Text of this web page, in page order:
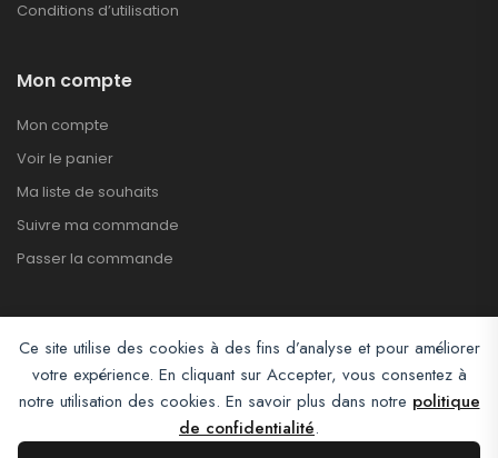
Ce site utilise des cookies à des fins d’analyse et pour améliorer
votre expérience. En cliquant sur Accepter, vous consentez à
notre utilisation des cookies. En savoir plus dans notre politique
de confidentialité.
Conditions d’utilisation
Mon compte
Mon compte
Voir le panier
Ma liste de souhaits
Suivre ma commande
Passer la commande